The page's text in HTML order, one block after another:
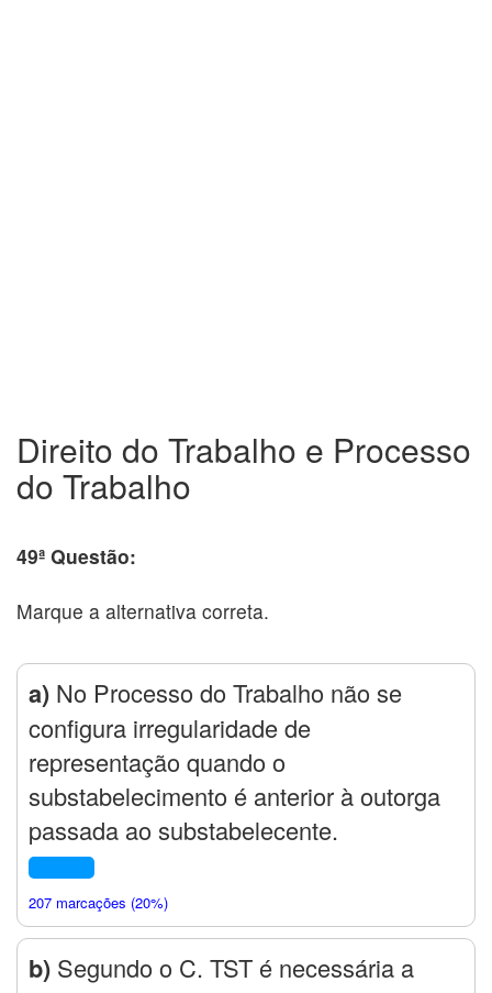
Direito do Trabalho e Processo
do Trabalho
49ª Questão:
Marque a alternativa correta.
a) No Processo do Trabalho não se
configura irregularidade de
representação quando o
substabelecimento é anterior à outorga
passada ao substabelecente.
207 marcações (20%)
b) Segundo o C. TST é necessária a